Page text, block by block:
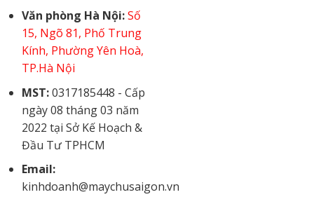
Văn phòng Hà Nội: Số
15, Ngõ 81, Phố Trung
Kính, Phường Yên Hoà,
TP.Hà Nội
MST:0317185448 - Cấp
ngày 08 tháng 03 năm
2022 tại Sở Kế Hoạch &
Đầu Tư TPHCM
Email:
kinhdoanh@maychusaigon.vn